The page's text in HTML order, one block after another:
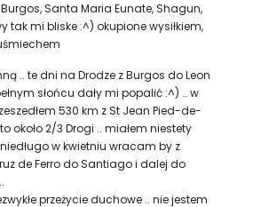
Burgos, Santa Maria Eunate, Shagun,
tak mi bliske :^) okupione wysiłkiem,
.. te dni na Drodze z Burgos do Leon
słońcu dały mi popalić :^) … w
530 km z St Jean Pied-de-
około 2/3 Drogi .. miałem niestety
niedługo w kwietniu wracam by z
de Ferro do Santiago i dalej do
przeżycie duchowe .. nie jestem